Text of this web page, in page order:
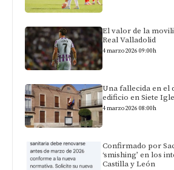
El valor de la
Real Valladolid
4 marzo 2026 09:00h
Una fallecida en el
edificio en Siete
4 marzo 2026 08:00h
Confirmado por
‘smishing’ en los
Castilla y León